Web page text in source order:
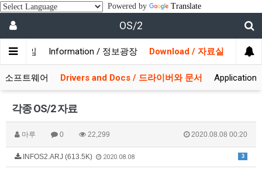
Powered by Translate
OS/2
자모임 Information / 정보광장 Download / 자료실
소프트웨어 Drivers and Docs / 드라이버와 문서
각종 OS/2 자료
마루 0 22,299 2020.08.08 00:20
3
INFOS2.ARJ (613.5K) 2020.08.08